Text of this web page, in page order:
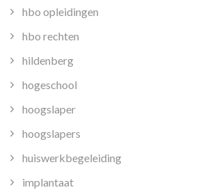
hbo opleidingen
hbo rechten
hildenberg
hogeschool
hoogslaper
hoogslapers
huiswerkbegeleiding
implantaat